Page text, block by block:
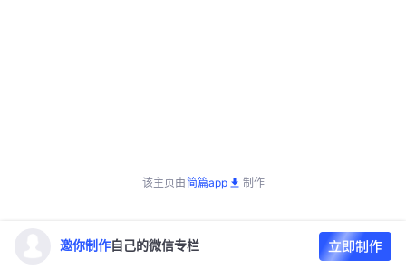
该主页由简篇app 制作
邀你制作 自己的微信专栏